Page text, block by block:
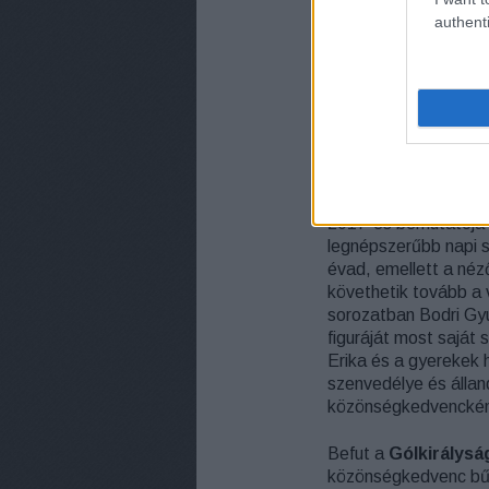
A műsor Best
rukkolnak elő -
A MI KIS
2017-es
legnépszerűbb napi
évad, emellett a
követhetik tovább a
sorozatban Bodri
figuráját most saját
Erika és a gyerekek
szenvedélye és
Befut a
közönségkedvenc